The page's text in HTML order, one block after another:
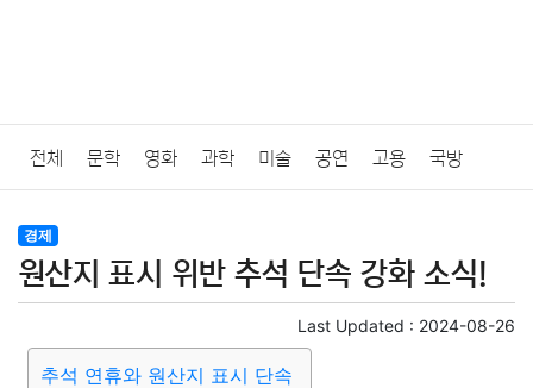
전체 문학 영화 과학 미술 공연 고용 국방
법률
질병 가요 방송 일상 주식 암호화폐 블록체인
결혼 육아 반려동물 패션 미용
경제
원산지 표시 위반 추석 단속 강화 소식!
Last Updated : 2024-08-26
추석 연휴와 원산지 표시 단속